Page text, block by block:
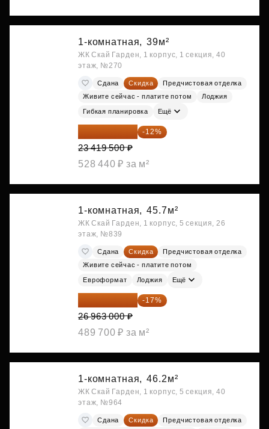
1-комнатная, 39м²
ЖК Скай Гарден, 1 корпус, 1 секция, 40
этаж, №270
Сдана Скидка
Предчистовая отделка
Живите сейчас - платите потом
Лоджия
Гибкая планировка Ещё
20 609 160 ₽ -12%
23 419 500 ₽
528 440 ₽ за м²
1-комнатная, 45.7м²
ЖК Скай Гарден, 1 корпус, 5 секция, 26
этаж, №839
Сдана Скидка
Предчистовая отделка
Живите сейчас - платите потом
Евроформат Лоджия Ещё
22 379 290 ₽ -17%
26 963 000 ₽
489 700 ₽ за м²
1-комнатная, 46.2м²
ЖК Скай Гарден, 1 корпус, 5 секция, 40
этаж, №964
Сдана Скидка
Предчистовая отделка